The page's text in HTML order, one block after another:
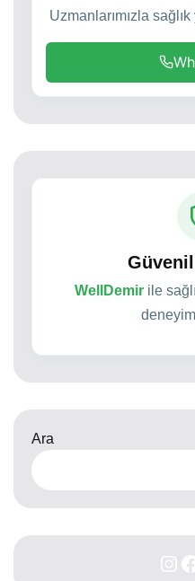
Uzmanlarımızla
WellDemir ile
Ara